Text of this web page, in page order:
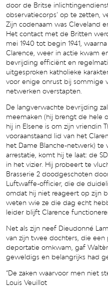
door de Britse
observatiecorps’ op te zetten,
Zijn codenaam was Cleveland
Het contact met de Britten
mei 1940 tot begin 1941,
Clarence, weer in actie kwam
bevrijding efficiënt en
uitgesproken katholieke
voor enige onrust bij sommige
netwerken overstapten.
De langverwachte bevrijding
meemaken (hij brengt de hele
hij in Elsene is om zijn vriendin
vooraanstaand lid van het
het Dame Blanche-netwerk) te
arrestatie, komt hij te laat: de
in het vizier. Hij probeert te
Brasserie 2 doodgeschoten
Luftwaffe-officier, die de
omdat hij niet reageert op zijn
weten wie ze die dag echt
leider blijft Clarence
Net als zijn neef Dieudonné
van zijn twee dochters, die een
deportatie omkwam, gaf
geweldigs en belangrijks had
“De zaken waarvoor men niet
Louis Veuillot